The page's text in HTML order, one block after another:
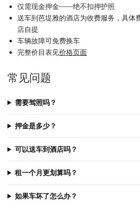
仅需现金押金——绝不扣押护照
送车到芭堤雅的酒店为收费服务，具体
店自提
车辆故障可免费换车
完整价目表见价格页面
常见问题
需要驾照吗？
押金是多少？
可以送车到酒店吗？
租一个月更划算吗？
如果车坏了怎么办？